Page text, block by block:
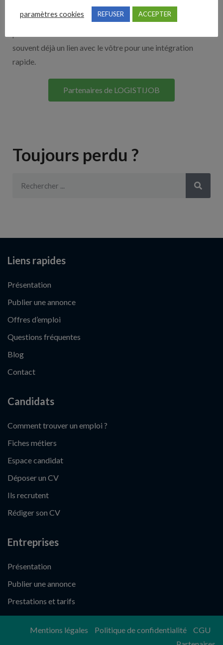
Découvrez nos partenaires ! Moteurs de recherches,
multidiffuseurs, sites payant… nombreux sont nos
souvent déjà un lien avec le vôtre pour une intégration
rapide.
Partenaires de LOGISTIJOB
Toujours perdu ?
Liens rapides
Présentation
Publier une annonce
Offres d’emploi
Questions fréquentes
Blog
Contact
Candidats
Comment trouver un emploi ?
Fiches métiers
Espace candidat
Déposer un CV
Ils recrutent
Rédiger son CV
Entreprises
Présentation
Publier une annonce
Prestations et tarifs
Mentions légales Politique de confidentialité
CGU
paramètres cookies REFUSER ACCEPTER